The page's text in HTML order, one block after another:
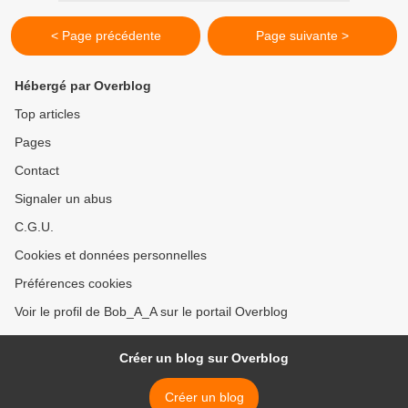
< Page précédente Page suivante >
Hébergé par Overblog
Top articles
Pages
Contact
Signaler un abus
C.G.U.
Cookies et données personnelles
Préférences cookies
Voir le profil de Bob_A_A sur le portail Overblog
Créer un blog sur Overblog
Créer un blog